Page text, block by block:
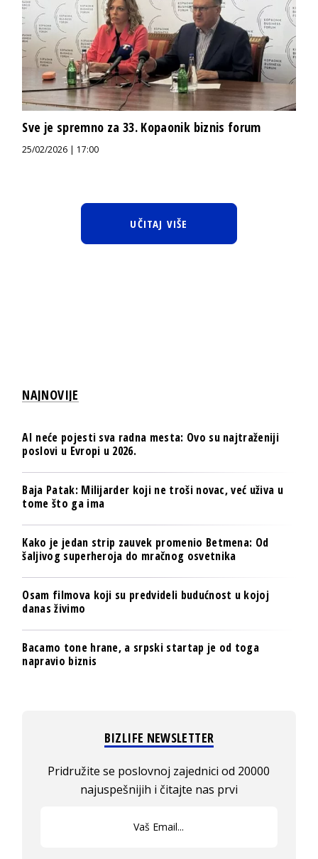
Sve je spremno za 33. Kopaonik biznis forum
25/02/2026 | 17:00
UČITAJ VIŠE
NAJNOVIJE
AI neće pojesti sva radna mesta: Ovo su najtraženiji
poslovi u Evropi u 2026.
Baja Patak: Milijarder koji ne troši novac, već uživa u
tome što ga ima
Kako je jedan strip zauvek promenio Betmena: Od
šaljivog superheroja do mračnog osvetnika
Osam filmova koji su predvideli budućnost u kojoj
danas živimo
Bacamo tone hrane, a srpski startap je od toga
napravio biznis
BIZLIFE NEWSLETTER
Pridružite se poslovnoj zajednici od 20000
najuspešnijih i čitajte nas prvi